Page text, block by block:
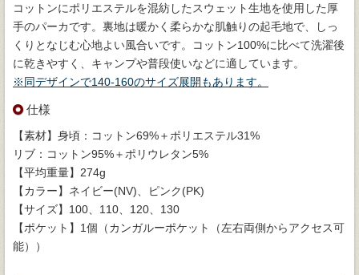
コットンにポリエステルを混紡したスウェット生地を使用した厚
手のパーカです。裏地は暖かく柔らかな肌触りの起毛地で、しっ
くりとなじむ心地よい風合いです。コットン100%に比べて洗濯後
に乾きやすく、キャンプや普段使いなどに適しています。
※同デザインで140-160のサイズ展開もあります。
仕様
【素材】身頃：コットン69%＋ポリエステル31%
リブ：コットン95%＋ポリウレタン5%
【平均重量】274g
【カラー】ネイビー(NV)、ピンク(PK)
【サイズ】100、110、120、130
【ポケット】1個（カンガルーポケット（左右両側からアクセス可
能））